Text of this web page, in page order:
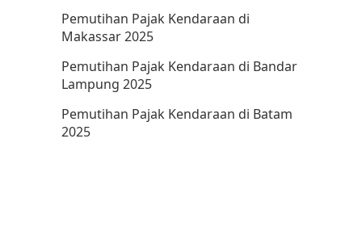
Pemutihan Pajak Kendaraan di
Makassar 2025
Pemutihan Pajak Kendaraan di Bandar
Lampung 2025
Pemutihan Pajak Kendaraan di Batam
2025